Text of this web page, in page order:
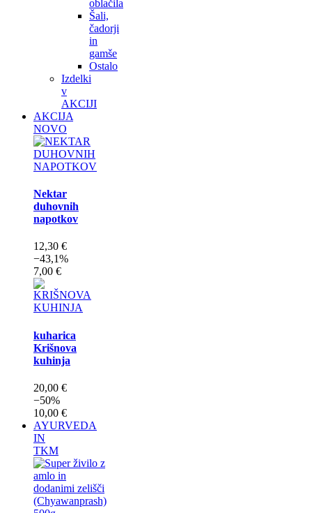
oblačila
Šali,
čadorji
in
gamše
Ostalo
Izdelki
v
AKCIJI
AKCIJA
NOVO
Nektar
duhovnih
napotkov
12,30 €
−43,1%
7,00 €
kuharica
Krišnova
kuhinja
20,00 €
−50%
10,00 €
AYURVEDA
IN
TKM